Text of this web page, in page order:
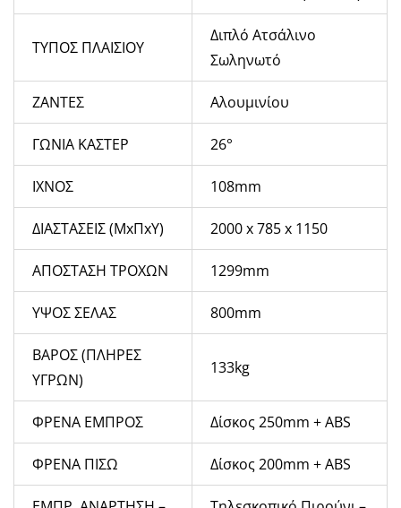
ΤΥΠΟΣ ΠΛΑΙΣΙΟΥ
Διπλό Ατσάλινο
Σωληνωτό
ΖΑΝΤΕΣ Αλουμινίου
ΓΩΝΙΑ ΚΑΣΤΕΡ 26°
ΙΧΝΟΣ 108mm
ΔΙΑΣΤΑΣΕΙΣ (ΜxΠxΥ) 2000 x 785 x 1150
ΑΠΟΣΤΑΣΗ ΤΡΟΧΩΝ 1299mm
ΥΨΟΣ ΣΕΛΑΣ 800mm
ΒΑΡΟΣ (ΠΛΗΡΕΣ
ΥΓΡΩΝ)
133kg
ΦΡΕΝΑ ΕΜΠΡΟΣ Δίσκος 250mm + ABS
ΦΡΕΝΑ ΠΙΣΩ Δίσκος 200mm + ABS